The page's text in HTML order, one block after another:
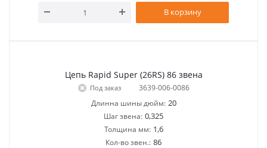
В корзину
Цепь Rapid Super (26RS) 86 звена
Под заказ
3639-006-0086
Длинна шины дюйм: 20
Шаг звена: 0,325
Толщина мм: 1,6
Кол-во звен.: 86